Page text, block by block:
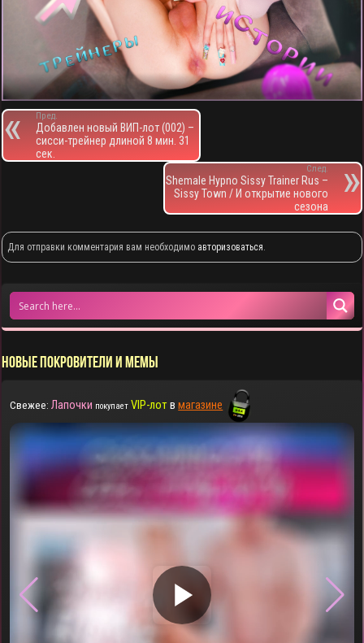
Пред.
Добавлен новый ВИП-лот (002) –
сисси-трейнер длиной 8 мин. 31
сек.
След.
Shemale Hypno Sissy Trainer Rus –
Sissy Town / И открытие нового
сезона
Для отправки комментария вам необходимо авторизоваться
НОВЫЕ ПОКРОВИТЕЛИ И МЕМЫ
Свежее: Лапочки покупает VIP-лотвмагазине
▶